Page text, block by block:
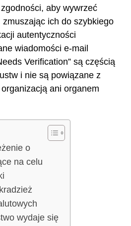
aby wywrzeć
ich do szybkiego
autentyczności
wiadomości e-mail
Verification” są częścią
i nie są powiązane z
ani organem
o
na celu
wydaje się